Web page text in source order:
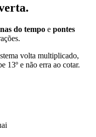
do tempo e pontes
volta multiplicado,
13º e não erra ao cotar.